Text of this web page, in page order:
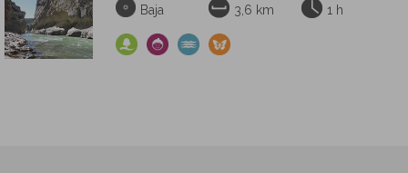
Baja 3,6 km 1 h